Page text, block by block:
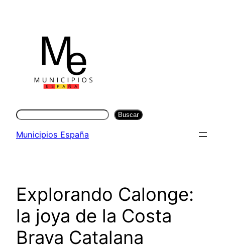
contenido
Buscar Buscar
Municipios España
Explorando Calonge:
la joya de la Costa
Brava Catalana